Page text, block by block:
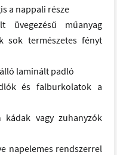
a nappali része
üvegezésű műanyag
sok természetes fényt
laminált padló
és falburkolatok a
vagy zuhanyzók
napelemes rendszerrel